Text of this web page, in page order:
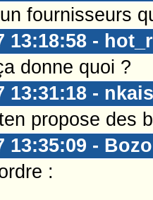
fournisseurs
13:18:58 -
donne quoi ?
13:31:18 -
propose des
13:35:09 -
: